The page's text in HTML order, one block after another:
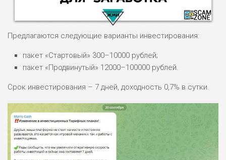
ПОДОЙДЕТ
РИСКИ: НИЗКИЕ
ДОХОД: ВЫСОКИЙ
Предлагаются следующие варианты инвестирования:
пакет «Стартовый» 300–10000 рублей;
пакет «Продвинутый» 12000–100000 рублей.
Срок инвестирования – 7 дней, доходность 0,7% в сутки.